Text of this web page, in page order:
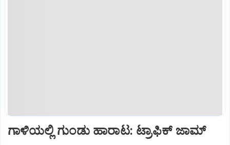
ಗಾಳಿಯಲ್ಲಿ ಗುಂಡು ಹಾರಾಟ: ಟ್ರಾಫಿಕ್‌ ಜಾಮ್